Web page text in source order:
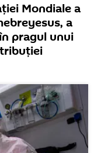
Mondiale a
a
pragul unui